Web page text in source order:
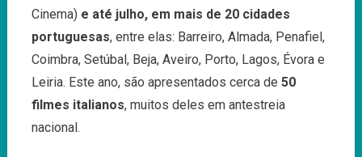
A
29
De
Março!
Cinema) e até julho, em mais de 20 cidades
portuguesas, entre elas: Barreiro, Almada, Penafiel,
Coimbra, Setúbal, Beja, Aveiro, Porto, Lagos, Évora e
Leiria. Este ano, são apresentados cerca de 50
filmes italianos, muitos deles em antestreia
nacional.